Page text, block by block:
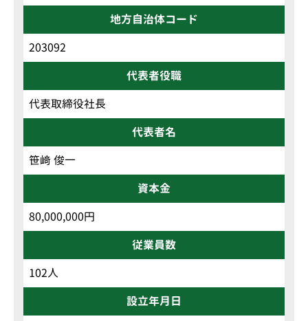
地方自治体コード
203092
代表者役職
代表取締役社長
代表者名
笹﨑 俊一
資本金
80,000,000円
従業員数
102人
設立年月日